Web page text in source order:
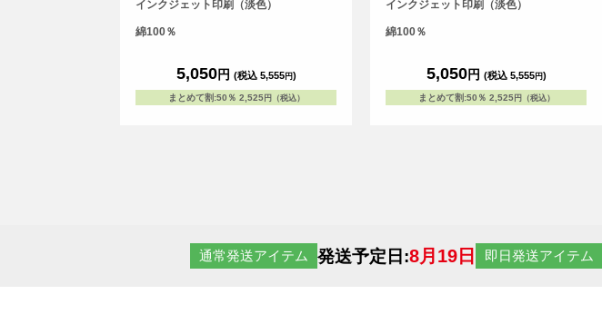
ら袖口、裾の部分にいたるまで全ての場所に
プリントを入れることができます。Tシャツ
は、定番タイプの生地が伸びにくく耐久性の
とがないようにこだわりTシャツを使用して
います。
インクジェット印刷（淡色）
綿100％
5,050円 (税込 5,555円)
まとめて割:50％ 2,525円（税込）
ら袖口、裾の部分にいたるまで全ての場所に
プリントを入れることができます。Tシャツ
は、定番タイプの生地が伸びにくく耐久性の
とがないようにこだわりTシャツを使用して
います。
インクジェット印刷（淡色）
綿100％
5,050円 (税込 5,555円)
まとめて割:50％ 2,525円（税込）
通常発送アイテム 発送予定日:8月19日 即日発送アイテム